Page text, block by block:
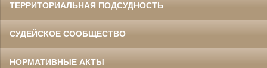
ТЕРРИТОРИАЛЬНАЯ ПОДСУДНОСТЬ
СУДЕЙСКОЕ СООБЩЕСТВО
НОРМАТИВНЫЕ АКТЫ